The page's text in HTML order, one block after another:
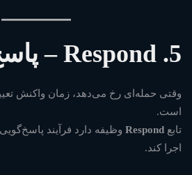
5. Respond – پاسخ
وقتی حمله‌ای رخ می‌دهد، زمان واکنش
است.
تابع Respond وظیفه دارد فرآیند
اجرا کند.